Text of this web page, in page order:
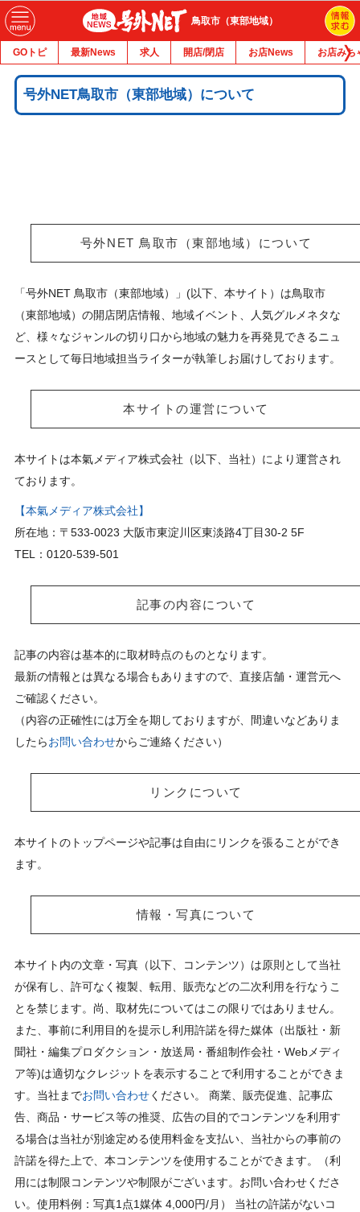
鳥取市（東部地域）
GOトピ 最新News 求人 開店/閉店 お店News お店みち
号外NET鳥取市（東部地域）について
号外NET 鳥取市（東部地域）について
「号外NET 鳥取市（東部地域）」(以下、本サイト）は鳥取市
（東部地域）の開店閉店情報、地域イベント、人気グルメネタな
ど、様々なジャンルの切り口から地域の魅力を再発見できるニュ
ースとして毎日地域担当ライターが執筆しお届けしております。
本サイトの運営について
本サイトは本氣メディア株式会社（以下、当社）により運営され
ております。
【本氣メディア株式会社】
所在地：〒533-0023 大阪市東淀川区東淡路4丁目30-2 5F
TEL：0120-539-501
記事の内容について
記事の内容は基本的に取材時点のものとなります。
最新の情報とは異なる場合もありますので、直接店舗・運営元へ
ご確認ください。
（内容の正確性には万全を期しておりますが、間違いなどありま
したらお問い合わせからご連絡ください）
リンクについて
本サイトのトップページや記事は自由にリンクを張ることができ
ます。
情報・写真について
本サイト内の文章・写真（以下、コンテンツ）は原則として当社
が保有し、許可なく複製、転用、販売などの二次利用を行なうこ
とを禁じます。尚、取材先についてはこの限りではありません。
また、事前に利用目的を提示し利用許諾を得た媒体（出版社・新
聞社・編集プロダクション・放送局・番組制作会社・Webメディ
ア等)は適切なクレジットを表示することで利用することができま
す。当社までお問い合わせください。 商業、販売促進、記事広
告、商品・サービス等の推奨、広告の目的でコンテンツを利用す
る場合は当社が別途定める使用料金を支払い、当社からの事前の
許諾を得た上で、本コンテンツを使用することができます。（利
用には制限コンテンツや制限がございます。お問い合わせくださ
い。使用料例：写真1点1媒体 4,000円/月） 当社の許諾がないコ